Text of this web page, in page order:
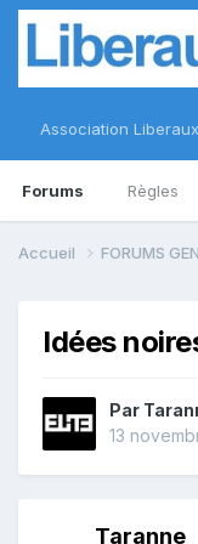
Association
Forums Règles
Accueil FORUMS
Idées
Par
13
Taranne